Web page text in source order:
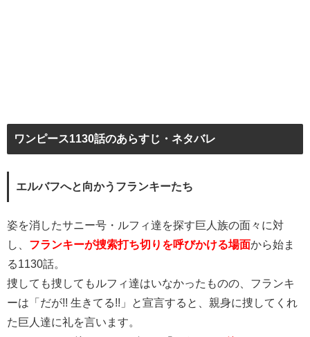
ワンピース1130話のあらすじ・ネタバレ
エルバフへと向かうフランキーたち
姿を消したサニー号・ルフィ達を探す巨人族の面々に対
し、 フランキーが捜索打ち切りを呼びかける場面から始ま
る1130話。
捜しても捜してもルフィ達はいなかったものの、フランキ
ーは「だが!! 生きてる!!」と宣言すると、親身に捜してくれ
た巨人達に礼を言います。